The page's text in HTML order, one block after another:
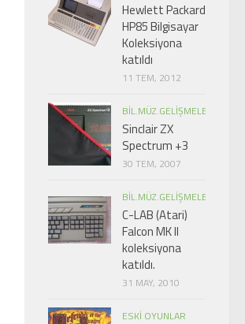
Hewlett Packard
HP85 Bilgisayar
Koleksiyona
katıldı
11 TEM, 2012
BIL.MÜZ.GELIŞMELER
Sinclair ZX
Spectrum +3
30 TEM, 2007
BIL.MÜZ.GELIŞMELER
C-LAB (Atari)
Falcon MK II
koleksiyona
katıldı.
31 MAY, 2010
ESKI OYUNLAR